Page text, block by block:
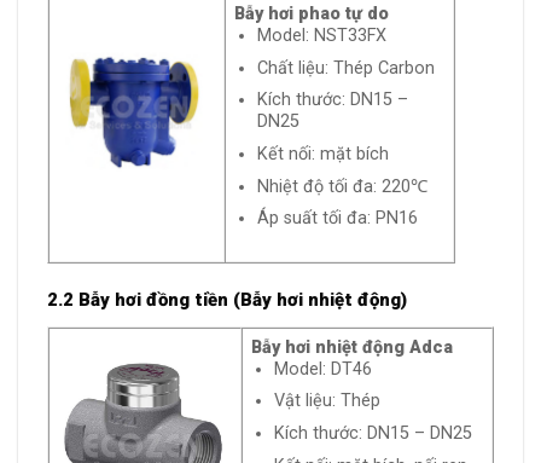
Bẫy hơi phao tự do
Model: NST33FX
Chất liệu: Thép Carbon
Kích thước: DN15 –
DN25
Kết nối: mặt bích
Nhiệt độ tối đa: 220℃
Áp suất tối đa: PN16
2.2 Bẫy hơi đồng tiền (Bẫy hơi nhiệt động)
Bẫy hơi nhiệt động Adca
Model: DT46
Vật liệu: Thép
Kích thước: DN15 – DN25